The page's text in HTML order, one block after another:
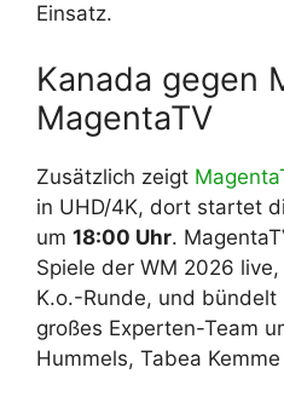
Einsatz.
Kanada gegen
MagentaTV
Zusätzlich zeigt
in UHD/4K, dort startet
um 18:00 Uhr.
Spiele der WM 2026
K.o.-Runde, und
großes Experten-Team
Hummels, Tabea